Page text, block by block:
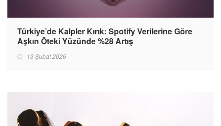
Türkiye’de Kalpler Kırık: Spotify Verilerine Göre
Aşkın Öteki Yüzünde %28 Artış
13 Şubat 2026